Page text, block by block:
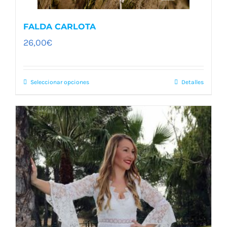
FALDA CARLOTA
26,00€
Seleccionar opcionesEste
tiene
múltiples
variantes.
Las
opciones
se
pueden
Detalles